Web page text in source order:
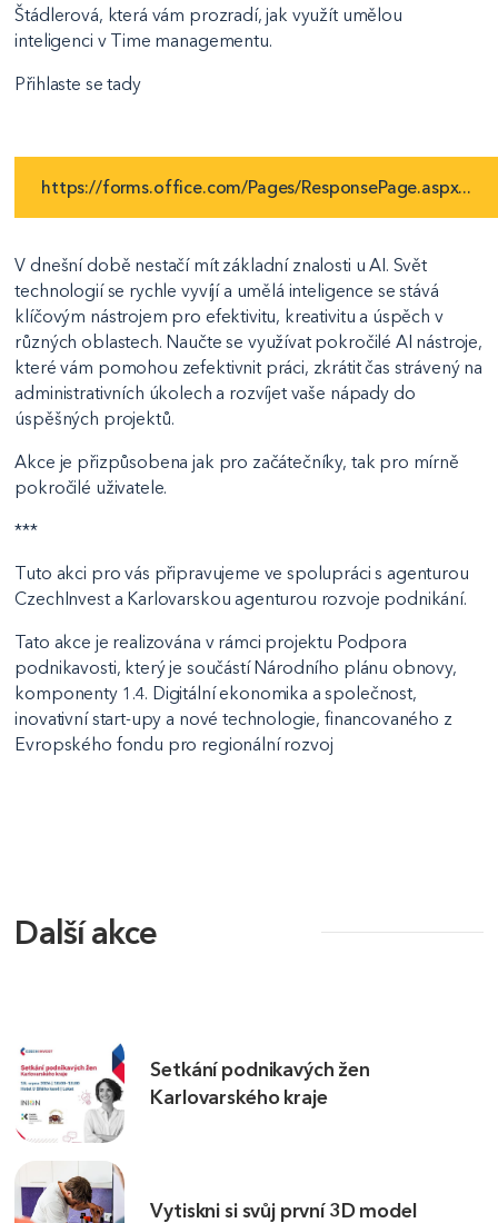
Štádlerová, která vám prozradí, jak využít umělou
inteligenci v Time managementu.
Přihlaste se tady
https://forms.office.com/Pages/ResponsePage.aspx...
V dnešní době nestačí mít základní znalosti u AI. Svět
technologií se rychle vyvíjí a umělá inteligence se stává
klíčovým nástrojem pro efektivitu, kreativitu a úspěch v
různých oblastech. Naučte se využívat pokročilé AI nástroje,
které vám pomohou zefektivnit práci, zkrátit čas strávený na
administrativních úkolech a rozvíjet vaše nápady do
úspěšných projektů.
Akce je přizpůsobena jak pro začátečníky, tak pro mírně
pokročilé uživatele.
***
Tuto akci pro vás připravujeme ve spolupráci s agenturou
CzechInvest a Karlovarskou agenturou rozvoje podnikání.
Tato akce je realizována v rámci projektu Podpora
podnikavosti, který je součástí Národního plánu obnovy,
komponenty 1.4. Digitální ekonomika a společnost,
inovativní start-upy a nové technologie, financovaného z
Evropského fondu pro regionální rozvoj
Další akce
Setkání podnikavých žen
Karlovarského kraje
Vytiskni si svůj první 3D model